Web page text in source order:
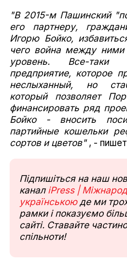
"В 2015-м Пашинский
его партнеру,
Игорю Бойко,
чего война между
уровень. Все-
предприятие, которое
неслыханный, но
который позволяет
финансировать ряд
Бойко - вносить
партийные кошельки
сортов и цветов", -
Підпишіться на наш
канал iPress |
українськоюде ми
рамки і показуємо
сайті. Ставайте
спільноти!